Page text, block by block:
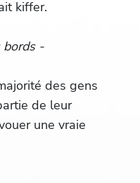
kiffer.
bords -
des gens
de leur
une vraie